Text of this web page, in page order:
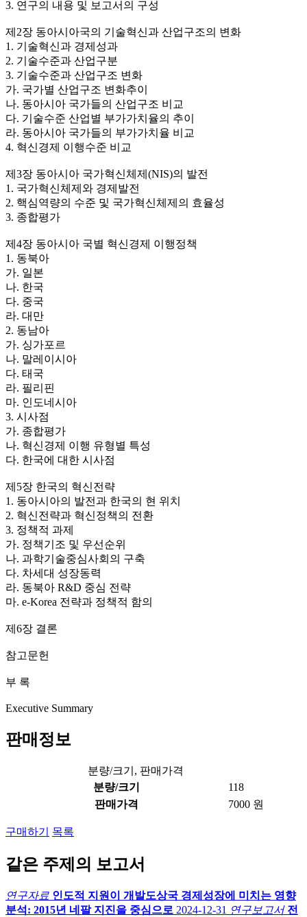
3. 연구의 내용 및 보고서의 구성
제2장 동아시아국의 기술혁신과 산업구조의 변화
1. 기술혁신과 경제성과
2. 기술수준과 산업구분
3. 기술수준과 산업구조 변화
가. 국가별 산업구조 변화추이
나. 동아시아 국가들의 산업구조 비교
다. 기술수준 산업별 부가가치율의 추이
라. 동아시아 국가들의 부가가치율 비교
4. 혁신경제 이행수준 비교
제3장 동아시아 국가혁신체제(NIS)의 발전
1. 국가혁신체제와 경제발전
2. 핵심역량의 수준 및 국가혁신체제의 효율성
3. 종합평가
제4장 동아시아 국별 혁신경제 이행정책
1. 동북아
가. 일본
나. 한국
다. 중국
라. 대만
2. 동남아
가. 싱가포르
나. 말레이시아
다. 태국
라. 필리핀
마. 인도네시아
3. 시사점
가. 종합평가
나. 혁신경제 이행 유형별 특성
다. 한국에 대한 시사점
제5장 한국의 혁신전략
1. 동아시아의 발전과 한국의 현 위치
2. 혁신전략과 혁신정책의 전환
3. 정책적 과제
가. 정책기조 및 우선순위
나. 과학기술중심사회의 구축
다. 차세대 성장동력
라. 동북아 R&D 중심 전략
마. e-Korea 전략과 정책적 함의
제6장 결론
참고문헌
부 록
Executive Summary
판매정보
분량/크기, 판매가격
분량/크기
118
판매가격
7000 원
구매하기 목록
같은 주제의 보고서
연구자료 인도적 지원이 개발도상국 경제성장에 미치는 영향
분석: 2015년 네팔 지진을 중심으로 2024-12-31 연구보고서 전